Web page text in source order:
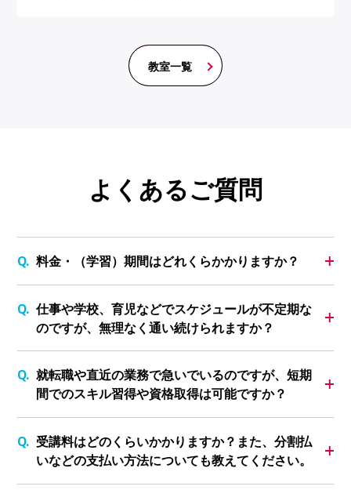
教室一覧
よくあるご質問
料金・（学習）期間はどれくらかかりますか？
仕事や学校、育児などでスケジュールが不定期な
のですが、無理なく通い続けられますか？
就転職や直近の業務で急いでいるのですが、短期
間でのスキル習得や資格取得は可能ですか？
受講料はどのくらいかかりますか？また、分割払
いなどの支払い方法についても教えてください。